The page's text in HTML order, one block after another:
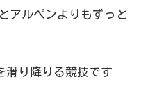
アルペンよりもずっと
滑り降りる競技です